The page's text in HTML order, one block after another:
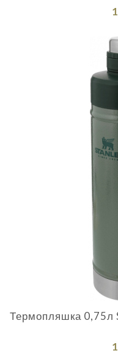
Термопляшка 0,75л